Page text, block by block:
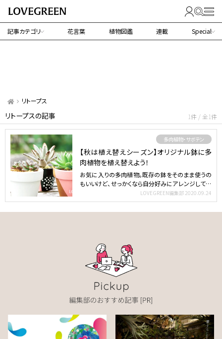
記事カテゴリ 花言葉 植物図鑑 連載 Special
リトープス
リトープスの記事 1件 / 全1件
多肉植物・サボテン
【秋は植え替えシーズン】オリジナル鉢に多
肉植物を植え替えよう！
お気に入りの多肉植物。既存の鉢をそのまま使うの
もいいけど、せっかくなら自分好みにアレンジしてみ
LOVEGREEN編集部 2020.09.24